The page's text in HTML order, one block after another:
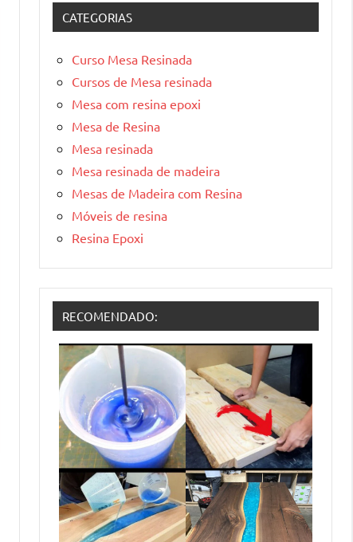
CATEGORIAS
Curso Mesa Resinada
Cursos de Mesa resinada
Mesa com resina epoxi
Mesa de Resina
Mesa resinada
Mesa resinada de madeira
Mesas de Madeira com Resina
Móveis de resina
Resina Epoxi
RECOMENDADO: